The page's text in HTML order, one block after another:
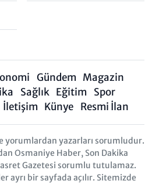
Gündem Magazin
Sağlık Eğitim
Spor
İletişim Künye Resmi İlan
yorumlardan yazarları sorumludur.
Osmaniye Haber, Son Dakika
Gazetesi sorumlu tutulamaz.
ayrı bir sayfada açılır. Sitemizde